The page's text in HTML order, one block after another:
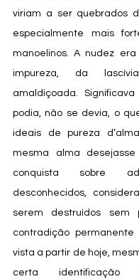
viriam a ser quebrados
especialmente mais
manoelinos. A nudez
impureza, da
amaldiçoada.
podia, não se devia, o
ideais de pureza
mesma alma
conquista sobre
desconhecidos,
serem destruídos sem
contradição
vista a partir de hoje,
certa identificação